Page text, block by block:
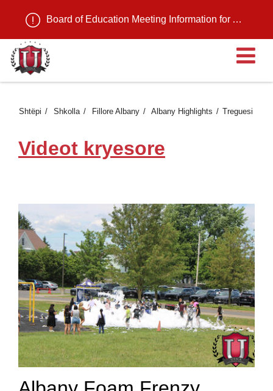
Board of Education Meeting Information for August 11, 2026
Shtëpi Shkolla Fillore Albany Albany Highlights Treguesi
Videot kryesore